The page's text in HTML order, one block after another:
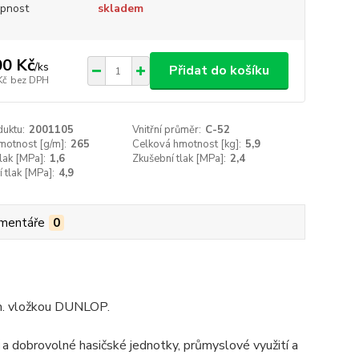
skladem
Kč/ks
bez DPH
Přidat do košíku
2001105 Vnitřní průměr: C-52
[g/m]: 265 Celková hmotnost [kg]: 5,9
[MPa]: 1,6 Zkušební tlak [MPa]: 2,4
tlak [MPa]: 4,9
0
vložkou DUNLOP.
dobrovolné hasičské jednotky, průmyslové využití a